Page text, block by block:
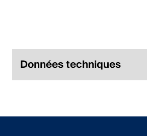
Polski
English
Données techniques